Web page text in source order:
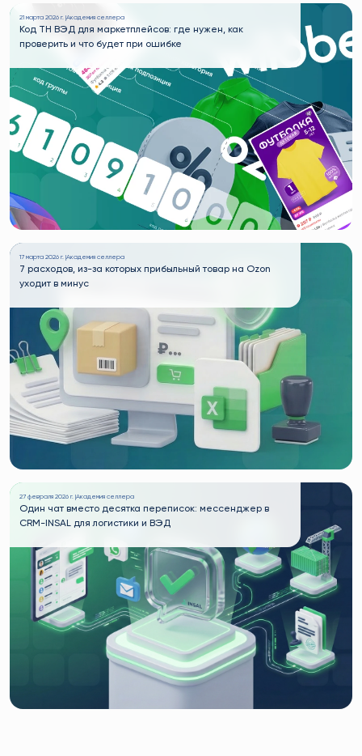
21 марта 2026 г. |Академия селлера
Код ТН ВЭД для маркетплейсов: где нужен, как
проверить и что будет при ошибке
17 марта 2026 г. |Академия селлера
7 расходов, из-за которых прибыльный товар на Ozon
уходит в минус
27 февраля 2026 г. |Академия селлера
Один чат вместо десятка переписок: мессенджер в
CRM-INSAL для логистики и ВЭД